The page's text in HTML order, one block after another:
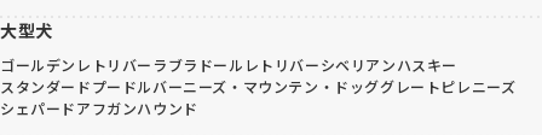
大型犬
ゴールデンレトリバー ラブラドールレトリバーシベリアンハスキー
スタンダードプードルバーニーズ・マウンテン・ドッググレートピレニーズ
シェパードアフガンハウンド